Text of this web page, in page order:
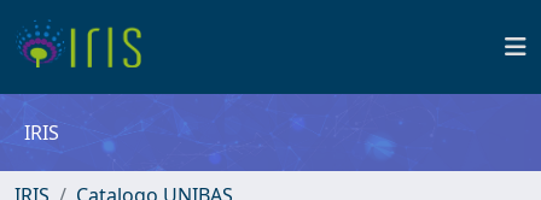
IRIS